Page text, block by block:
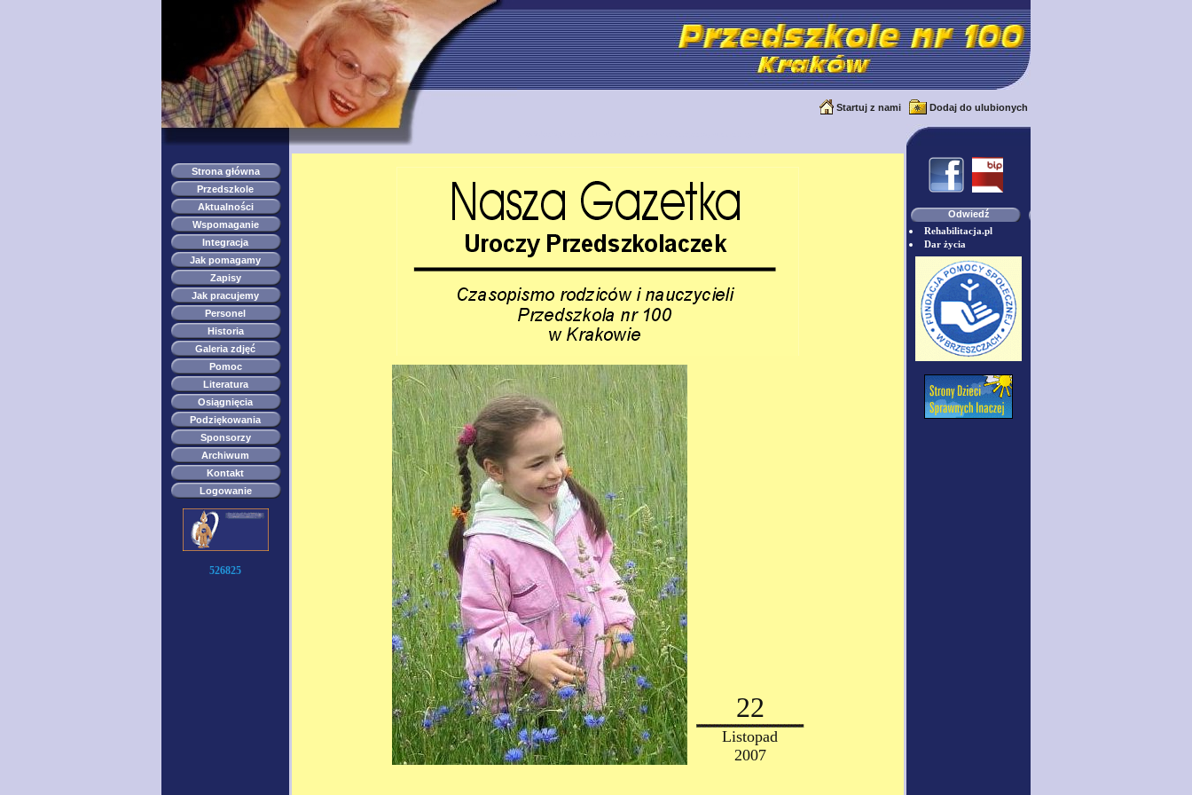
Startuj z nami Dodaj do ulubionych
Strona główna
Przedszkole
Aktualności
Wspomaganie
Integracja
Jak pomagamy
Zapisy
Jak pracujemy
Personel
Historia
Galeria zdjęć
Pomoc
Literatura
Osiągnięcia
Podziękowania
Sponsorzy
Archiwum
Kontakt
Logowanie
526825
22
Listopad
2007
Odwiedź
Rehabilitacja.pl
Dar życia